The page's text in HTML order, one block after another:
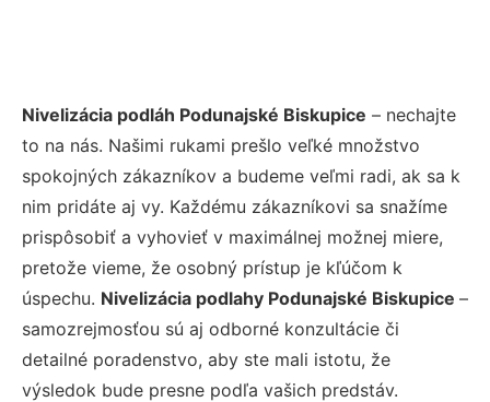
Nivelizácia podláh Podunajské Biskupice – nechajte
to na nás. Našimi rukami prešlo veľké množstvo
spokojných zákazníkov a budeme veľmi radi, ak sa k
nim pridáte aj vy. Každému zákazníkovi sa snažíme
prispôsobiť a vyhovieť v maximálnej možnej miere,
pretože vieme, že osobný prístup je kľúčom k
úspechu. Nivelizácia podlahy Podunajské Biskupice –
samozrejmosťou sú aj odborné konzultácie či
detailné poradenstvo, aby ste mali istotu, že
výsledok bude presne podľa vašich predstáv.